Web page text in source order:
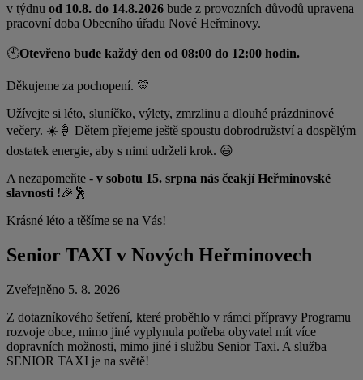
v týdnu od 10.8. do 14.8.2026 bude z provozních důvodů upravena
pracovní doba Obecního úřadu Nové Heřminovy.
🕙Otevřeno bude každý den od 08:00 do 12:00 hodin.
Děkujeme za pochopení. 💛
Užívejte si léto, sluníčko, výlety, zmrzlinu a dlouhé prázdninové
večery. ☀️🍦 Dětem přejeme ještě spoustu dobrodružství a dospělým
dostatek energie, aby s nimi udrželi krok. 😃
A nezapomeňte - v sobotu 15. srpna nás čeakjí Heřminovské
slavnosti !🎉🕺
Krásné léto a těšíme se na Vás!
Senior TAXI v Nových Heřminovech
Zveřejněno 5. 8. 2026
Z dotazníkového šetření, které proběhlo v rámci přípravy Programu
rozvoje obce, mimo jiné vyplynula potřeba obyvatel mít více
dopravních možnosti, mimo jiné i službu Senior Taxi. A služba
SENIOR TAXI je na světě!